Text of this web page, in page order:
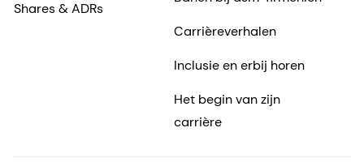
Shares & ADRs
Carrièreverhalen
Inclusie en erbij horen
Het begin van zijn
carrière